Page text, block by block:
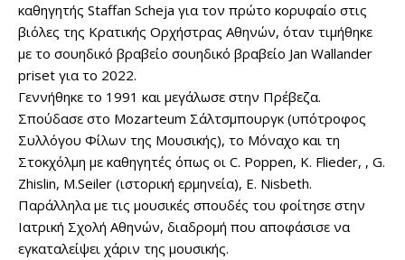
καθηγητής Staffan Scheja για τον πρώτο κορυφαίο στις
βιόλες της Κρατικής Ορχήστρας Αθηνών, όταν τιμήθηκε
με το σουηδικό βραβείο σουηδικό βραβείο Jan Wallander
priset για το 2022.
Γεννήθηκε το 1991 και μεγάλωσε στην Πρέβεζα.
Σπούδασε στο Mozarteum Σάλτσμπουργκ (υπότροφος
Συλλόγου Φίλων της Μουσικής), το Μόναχο και τη
Στοκχόλμη με καθηγητές όπως οι C. Poppen, K. Flieder, , G.
Zhislin, M.Seiler (ιστορική ερμηνεία), E. Nisbeth.
Παράλληλα με τις μουσικές σπουδές του φοίτησε στην
Ιατρική Σχολή Αθηνών, διαδρομή που αποφάσισε να
εγκαταλείψει χάριν της μουσικής.